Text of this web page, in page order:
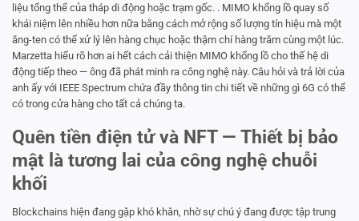
liệu tổng thể của tháp di động hoặc trạm gốc. . MIMO khổng lồ quay số
khái niệm lên nhiều hơn nữa bằng cách mở rộng số lượng tín hiệu mà một
ăng-ten có thể xử lý lên hàng chục hoặc thậm chí hàng trăm cùng một lúc.
Marzetta hiểu rõ hơn ai hết cách cải thiện MIMO khổng lồ cho thế hệ di
động tiếp theo — ông đã phát minh ra công nghệ này. Câu hỏi và trả lời của
anh ấy với IEEE Spectrum chứa đầy thông tin chi tiết về những gì 6G có thể
có trong cửa hàng cho tất cả chúng ta.
Quên tiền điện tử và NFT — Thiết bị bảo
mật là tương lai của công nghệ chuỗi
khối
Blockchains hiện đang gặp khó khăn, nhờ sự chú ý đang được tập trung